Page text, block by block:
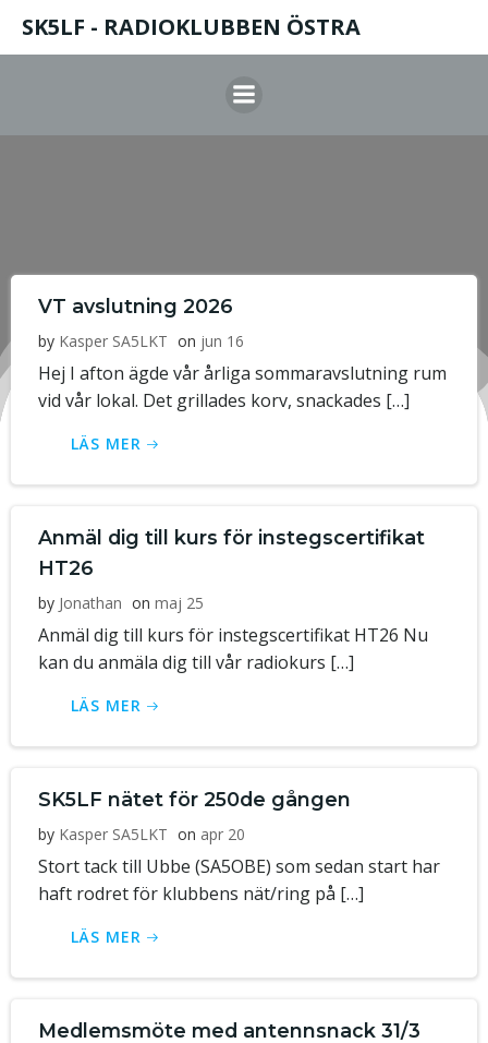
Hoppa
till
SK5LF - RADIOKLUBBEN ÖSTRA
VT avslutning 2026
by Kasper SA5LKT on jun 16
Hej I afton ägde vår årliga sommaravslutning rum
vid vår lokal. Det grillades korv, snackades […]
LÄS MER
Anmäl dig till kurs för instegscertifikat
HT26
by Jonathan on maj 25
Anmäl dig till kurs för instegscertifikat HT26 Nu
kan du anmäla dig till vår radiokurs […]
LÄS MER
SK5LF nätet för 250de gången
by Kasper SA5LKT on apr 20
Stort tack till Ubbe (SA5OBE) som sedan start har
haft rodret för klubbens nät/ring på […]
LÄS MER
Medlemsmöte med antennsnack 31/3